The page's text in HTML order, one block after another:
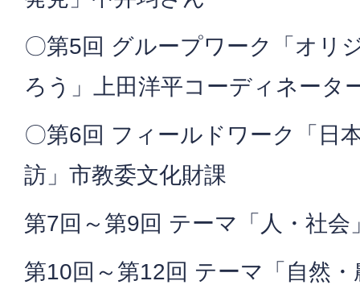
〇第5回 グループワーク「オリ
ろう」上田洋平コーディネータ
〇第6回 フィールドワーク「日
訪」市教委文化財課
第7回～第9回 テーマ「人・社会
第10回～第12回 テーマ「自然・